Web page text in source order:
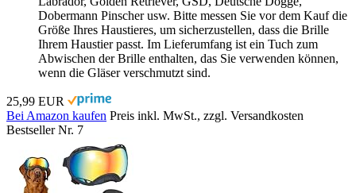
Dobermann Pinscher usw. Bitte messen Sie vor dem Kauf die
Größe Ihres Haustieres, um sicherzustellen, dass die Brille
Ihrem Haustier passt. Im Lieferumfang ist ein Tuch zum
Abwischen der Brille enthalten, das Sie verwenden können,
wenn die Gläser verschmutzt sind.
25,99 EUR
Bei Amazon kaufen Preis inkl. MwSt., zzgl. Versandkosten
Bestseller Nr. 7